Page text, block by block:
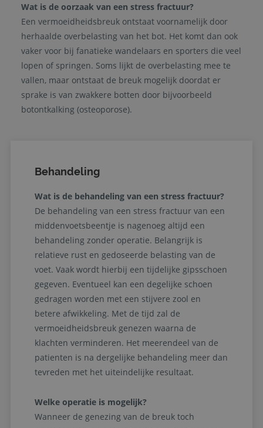
Wat is de oorzaak van een stress fractuur?
Een vermoeidheidsbreuk ontstaat voornamelijk door
herhaalde overbelasting van het bot. Het komt dan ook
vaker voor bij fanatieke wandelaars en sporters die veel
lopen of springen. Soms lijkt de overbelasting mee te
vallen, maar ontstaat de breuk mogelijk doordat er
sprake is van zwakkere botten door bijvoorbeeld
botontkalking (osteoporose).
Behandeling
Wat is de behandeling van een stress fractuur?
De behandeling van een stress fractuur van een
middenvoetsbeentje is nagenoeg altijd een
behandeling zonder operatie. Belangrijk is
relatieve rust en gedoseerde belasting van de
voet. Vaak wordt hierbij een tijdelijke gipsschoen
gegeven. Eventueel kan een degelijke schoen
gedragen worden met een stijvere zool en
betere afwikkeling. Met de tijd zal de
vermoeidheidsbreuk genezen waarna de
klachten verminderen. Het meerendeel van de
patienten is na dergelijke behandeling meer dan
tevreden met het uiteindelijke resultaat.
Welke operatie is mogelijk?
Wanneer de genezing van de breuk toch